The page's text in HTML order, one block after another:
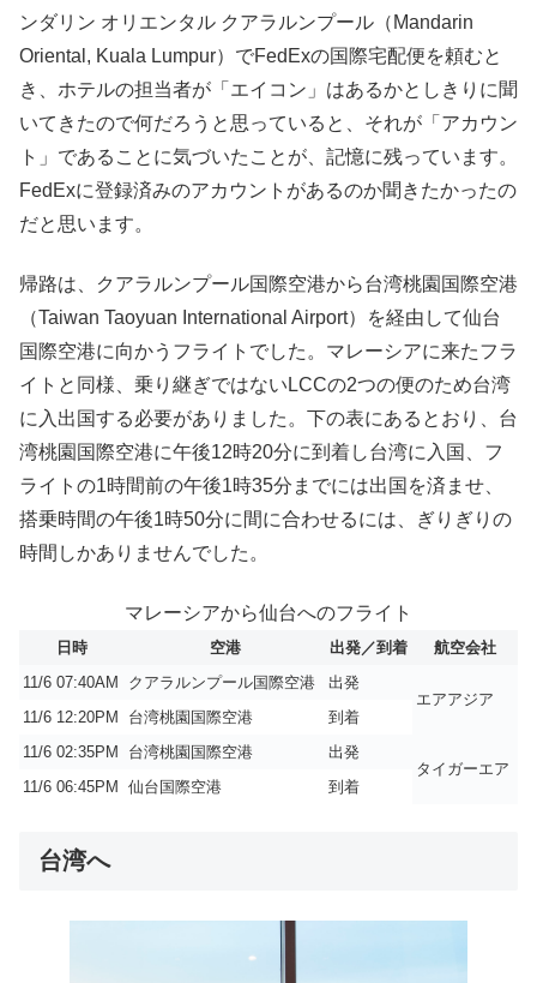
ンダリン オリエンタル クアラルンプール（Mandarin
Oriental, Kuala Lumpur）でFedExの国際宅配便を頼むと
き、ホテルの担当者が「エイコン」はあるかとしきりに聞
いてきたので何だろうと思っていると、それが「アカウン
ト」であることに気づいたことが、記憶に残っています。
FedExに登録済みのアカウントがあるのか聞きたかったの
だと思います。
帰路は、クアラルンプール国際空港から台湾桃園国際空港
（Taiwan Taoyuan International Airport）を経由して仙台
国際空港に向かうフライトでした。マレーシアに来たフラ
イトと同様、乗り継ぎではないLCCの2つの便のため台湾
に入出国する必要がありました。下の表にあるとおり、台
湾桃園国際空港に午後12時20分に到着し台湾に入国、フ
ライトの1時間前の午後1時35分までには出国を済ませ、
搭乗時間の午後1時50分に間に合わせるには、ぎりぎりの
時間しかありませんでした。
マレーシアから仙台へのフライト
日時 空港 出発／到着
航空会社
11/6 07:40AM
クアラルンプール国際空港
出発
エアアジア
11/6 12:20PM
台湾桃園国際空港
到着
11/6 02:35PM
台湾桃園国際空港
出発
タイガーエア
11/6 06:45PM
仙台国際空港 到着
台湾へ